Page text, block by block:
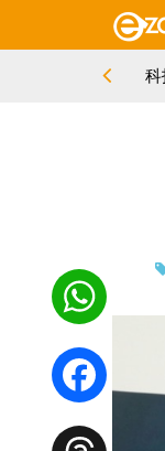
科
WhatsApp
Facebook